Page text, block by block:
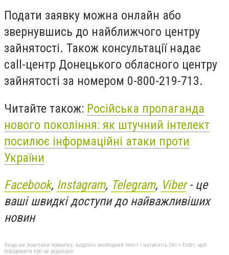
Подати заявку можна онлайн або
звернувшись до найближчого центру
зайнятості. Також консультації надає
call-центр Донецького обласного центру
зайнятості за номером 0-800-219-713.
Читайте також: Російська пропаганда
нового покоління: як штучний інтелект
посилює інформаційні атаки проти
України
Facebook, Instagram, Telegram, Viber- це
ваші швидкі доступи до найважливіших
новин
Якщо ви помітили помилку, виділіть необхідний текст і натисніть Ctrl + Enter, щоб
повідомити про це редакцію